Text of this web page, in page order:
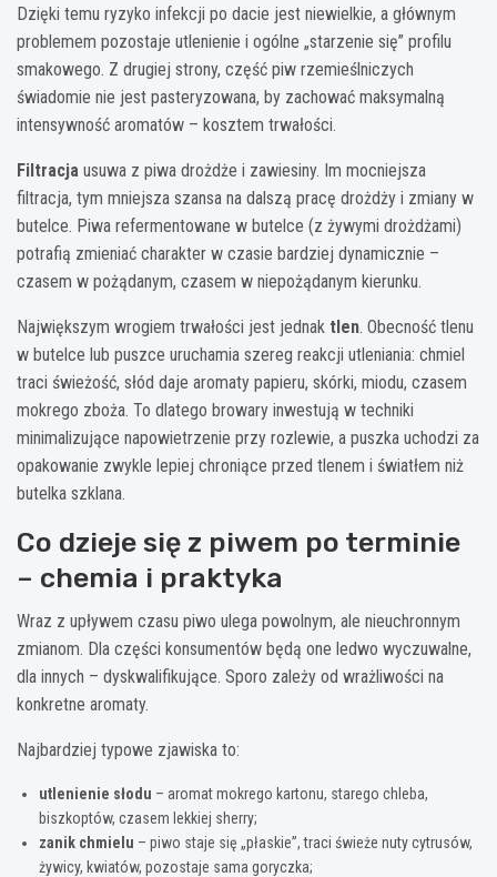
Dzięki temu ryzyko infekcji po dacie jest niewielkie, a głównym
problemem pozostaje utlenienie i ogólne „starzenie się” profilu
smakowego. Z drugiej strony, część piw rzemieślniczych
świadomie nie jest pasteryzowana, by zachować maksymalną
intensywność aromatów – kosztem trwałości.
Filtracja usuwa z piwa drożdże i zawiesiny. Im mocniejsza
filtracja, tym mniejsza szansa na dalszą pracę drożdży i zmiany w
butelce. Piwa refermentowane w butelce (z żywymi drożdżami)
potrafią zmieniać charakter w czasie bardziej dynamicznie –
czasem w pożądanym, czasem w niepożądanym kierunku.
Największym wrogiem trwałości jest jednak tlen. Obecność tlenu
w butelce lub puszce uruchamia szereg reakcji utleniania: chmiel
traci świeżość, słód daje aromaty papieru, skórki, miodu, czasem
mokrego zboża. To dlatego browary inwestują w techniki
minimalizujące napowietrzenie przy rozlewie, a puszka uchodzi za
opakowanie zwykle lepiej chroniące przed tlenem i światłem niż
butelka szklana.
Co dzieje się z piwem po terminie
– chemia i praktyka
Wraz z upływem czasu piwo ulega powolnym, ale nieuchronnym
zmianom. Dla części konsumentów będą one ledwo wyczuwalne,
dla innych – dyskwalifikujące. Sporo zależy od wrażliwości na
konkretne aromaty.
Najbardziej typowe zjawiska to:
utlenienie słodu – aromat mokrego kartonu, starego chleba,
biszkoptów, czasem lekkiej sherry;
zanik chmielu – piwo staje się „płaskie”, traci świeże nuty cytrusów,
żywicy, kwiatów, pozostaje sama goryczka;